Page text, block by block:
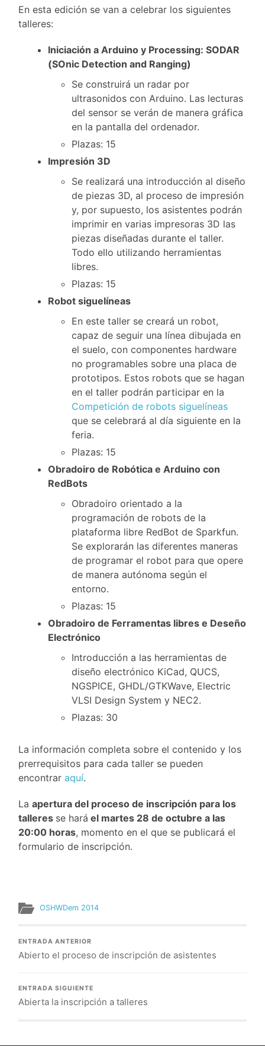
En esta edición se van a celebrar los siguientes
talleres:
Iniciación a Arduino y Processing: SODAR
(SOnic Detection and Ranging)
Se construirá un radar por
ultrasonidos con Arduino. Las lecturas
del sensor se verán de manera gráfica
en la pantalla del ordenador.
Plazas: 15
Impresión 3D
Se realizará una introducción al diseño
de piezas 3D, al proceso de impresión
y, por supuesto, los asistentes podrán
imprimir en varias impresoras 3D las
piezas diseñadas durante el taller.
Todo ello utilizando herramientas
libres.
Plazas: 15
Robot siguelíneas
En este taller se creará un robot,
capaz de seguir una línea dibujada en
el suelo, con componentes hardware
no programables sobre una placa de
prototipos. Estos robots que se hagan
en el taller podrán participar en la
Competición de robots siguelíneas
que se celebrará al día siguiente en la
feria.
Plazas: 15
Obradoiro de Robótica e Arduino con
RedBots
Obradoiro orientado a la
programación de robots de la
plataforma libre RedBot de Sparkfun.
Se explorarán las diferentes maneras
de programar el robot para que opere
de manera autónoma según el
entorno.
Plazas: 15
Obradoiro de Ferramentas libres e Deseño
Electrónico
Introducción a las herramientas de
diseño electrónico KiCad, QUCS,
NGSPICE, GHDL/GTKWave, Electric
VLSI Design System y NEC2.
Plazas: 30
La información completa sobre el contenido y los
prerrequisitos para cada taller se pueden
encontraraquí.
Laapertura del proceso de inscripción para los
talleres se hará el martes 28 de octubre a las
20:00 horas, momento en el que se publicará el
formulario de inscripción.
OSHWDem 2014
ENTRADA ANTERIOR
Abierto el proceso de inscripción de asistentes
ENTRADA SIGUIENTE
Abierta la inscripción a talleres